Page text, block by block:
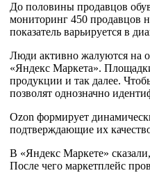
До половины продавцов
мониторинг 450 продавцов
показатель варьируется в
Люди активно жалуются на
«Яндекс Маркета».
продукции и так далее.
позволят однозначно
Ozon формирует
подтверждающие их
В «Яндекс Маркете»
После чего маркетплейс